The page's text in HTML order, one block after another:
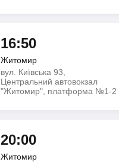
16:50
Житомир
вул. Київська 93,
Центральний автовокзал
"Житомир", платформа №1-2
20:00
Житомир